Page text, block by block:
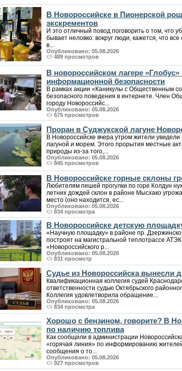
В Новороссийске в Пионерской
экскрементов
И это отличный повод поговорить о том, что
бывает неловко: вокруг люди, кажется, что
в...
Опубликовано: 05.08.2026
489 просмотров
В новороссийском лагере
информационной безопасности
В рамках акции «Каникулы с Общественным
безопасного поведения в интернете. Член
городу Новороссийс...
Опубликовано: 05.08.2026
675 просмотров
Проран в Суджукской лагуне
В Новороссийске вчера утром жители
лагуной и морем. Этого прорытия местные
природы из-за того,...
Опубликовано: 05.08.2026
845 просмотров
В Новороссийске горные склоны
Любителям пешей прогулки по горе Колдун
летних дождей склон в районе Мысхако
место (оно находится, ес...
Опубликовано: 05.08.2026
834 просмотра
В Новороссийске детскую
«Научную площадку» в районе пр.
построят на магистральной теплотрассе
«Новороссийского р...
Опубликовано: 05.08.2026
831 просмотр
Судье из Новороссийска вынесли
Квалификационная коллегия судей
ответственности судью Октябрьского
Коллегия удовлетворила обращение...
Опубликовано: 05.08.2026
834 просмотра
Хорошо с бензином, говорите? В
по наличию топлива
Как сообщили в администрации
«горячая линия» по информированию
сообщения о то...
Опубликовано: 05.08.2026
927 просмотров